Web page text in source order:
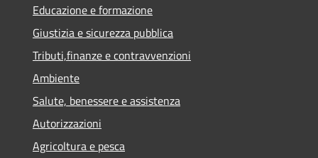
Educazione e formazione
Giustizia e sicurezza pubblica
Tributi,finanze e contravvenzioni
Ambiente
Salute, benessere e assistenza
Autorizzazioni
Agricoltura e pesca